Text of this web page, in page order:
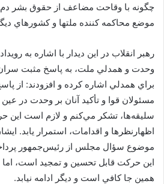
چگونه با وقاحت مضاعف از حقوق بشر دم
موضع محاكمه كننده ملتها و كشورهاي
رهبر انقلاب در اين ديدار با اشاره به
وحدت و همدلي ملت، به پاسخ مثبت
براي همدلي اشاره كرده و افزودند: از
مسئولان قوا و تأكيد آنان بر وحدت در
سليقه‌ها، تشكر مي‌كنم و لازم است اين
اظهارنظرها و اقدامات، استمرار يابد.
موضوع سؤال مجلس از رئيس‌جمهور
اين حركت قابل تحسين و تمجيد است، اما
همين جا كافي است و ديگر ادامه نيابد.